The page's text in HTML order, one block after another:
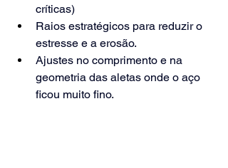
críticas)
Raios estratégicos para reduzir o
estresse e a erosão.
Ajustes no comprimento e na
geometria das aletas onde o aço
ficou muito fino.